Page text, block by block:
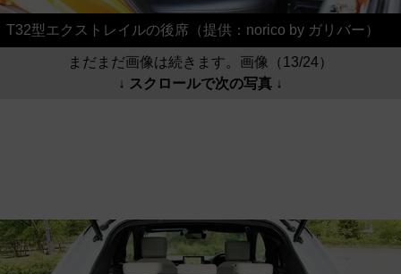
T32型エクストレイルの後席（提供：norico by ガリバー）
まだまだ画像は続きます。画像（13/24）
↓ スクロールで次の写真 ↓